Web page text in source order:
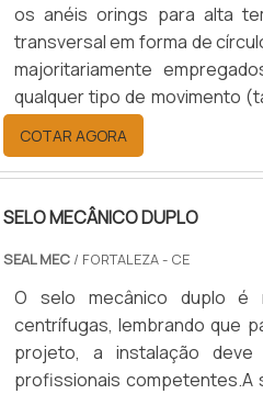
os anéis orings para alta
transversal em forma de
majoritariamente
qualquer tipo de movimento
situações específicas,
produtos líquidos e/ou
funções a.
COTAR AGORA
SELO MECÂNICO DUPLO
SEAL MEC/ FORTALEZA - CE
O selo mecânico duplo é
centrífugas, lembrando que
projeto, a instalação
profissionais competentes.A